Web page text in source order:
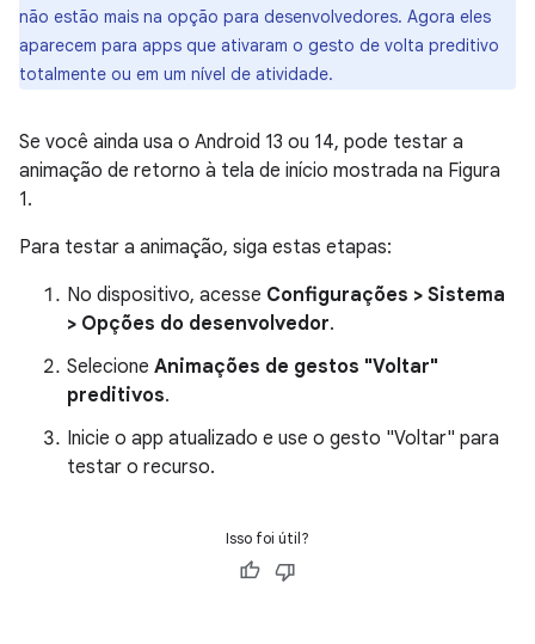
não estão mais na opção para desenvolvedores. Agora eles
aparecem para apps que ativaram o gesto de volta preditivo
totalmente ou em um nível de atividade.
Se você ainda usa o Android 13 ou 14, pode testar a
animação de retorno à tela de início mostrada na Figura
1.
Para testar a animação, siga estas etapas:
No dispositivo, acesse Configurações > Sistema
> Opções do desenvolvedor.
Selecione Animações de gestos "Voltar"
preditivos.
Inicie o app atualizado e use o gesto "Voltar" para
testar o recurso.
Isso foi útil?